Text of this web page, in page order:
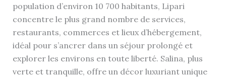
population d’environ 10 700 habitants, Lipari
concentre le plus grand nombre de services,
restaurants, commerces et lieux d’hébergement,
idéal pour s’ancrer dans un séjour prolongé et
explorer les environs en toute liberté. Salina, plus
verte et tranquille, offre un décor luxuriant unique